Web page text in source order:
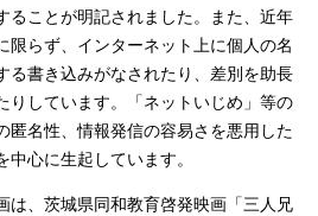
ることが明記されました。また、近年
限らず、インターネット上に個人の名
る書き込みがなされたり、差別を助長
りしています。「ネットいじめ」等の
匿名性、情報発信の容易さを悪用した
心に生起しています。
は、茨城県同和教育啓発映画「三人兄